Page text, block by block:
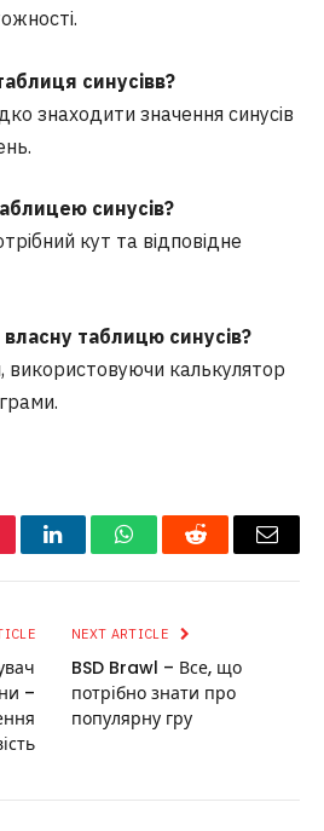
синусівв?
знаходити значення синусів
синусів?
кут та відповідне
таблицю синусів?
використовуючи калькулятор
LinkedInWhatsAppReddit Email
–
NEXT ARTICLE
BSD Brawl – Все, що
потрібно знати про
популярну гру